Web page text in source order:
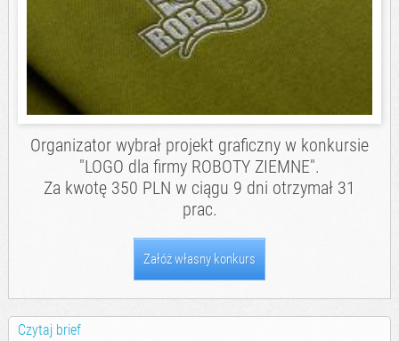
Organizator wybrał projekt graficzny w konkursie
"LOGO dla firmy ROBOTY ZIEMNE".
Za kwotę 350 PLN w ciągu 9 dni otrzymał 31
prac.
Załóż własny konkurs
Czytaj brief